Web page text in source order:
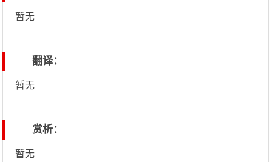
暂无
翻译：
暂无
赏析：
暂无